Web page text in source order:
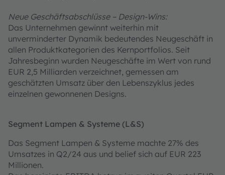
Neue Geschäftsabschlüsse – Design-Wins:
Das Unternehmen gewinnt weiterhin mit
unverminderter Dynamik bedeutendes Neugeschäft in
allen Produktkategorien des Kernportfolios. Seit
Jahresbeginn wurden Neugeschäfte im Wert von rund
EUR 2,5 Milliarden verzeichnet, gemessen am
geschätzten Umsatz über den Lebenszyklus jedes
einzelnen gewonnenen Designs.
Segment Lampen & Systeme (L&S)
Das Segment Lampen & Systeme machte 27% des
Umsatzes in Q2/24 aus und belief sich auf EUR 223
Millionen.